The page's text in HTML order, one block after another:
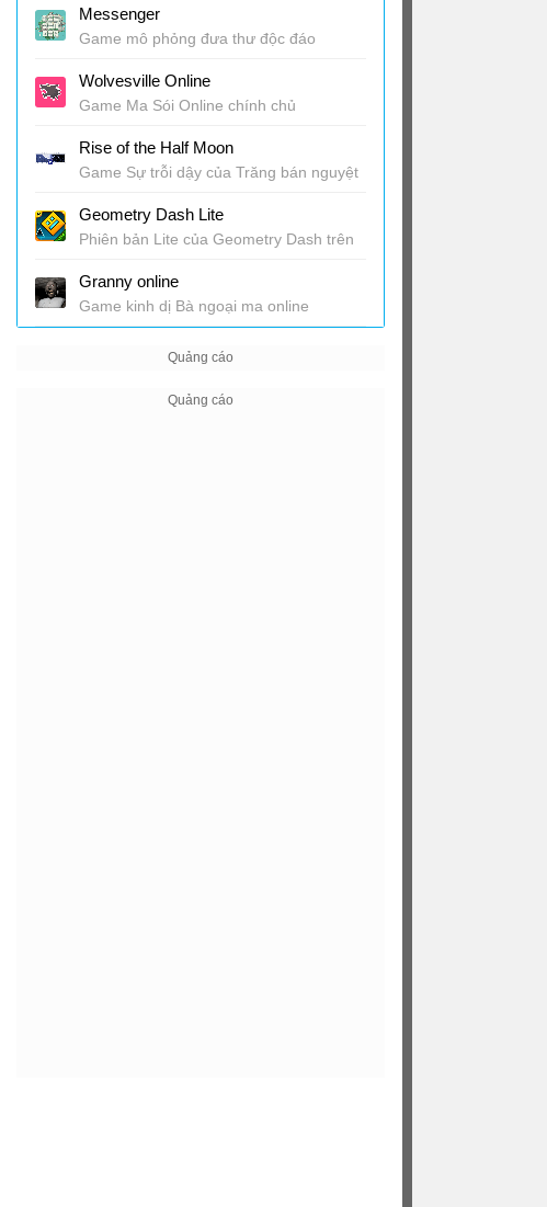
Messenger
Game mô phỏng đưa thư độc đáo
Wolvesville Online
Game Ma Sói Online chính chủ
Rise of the Half Moon
Game Sự trỗi dậy của Trăng bán nguyệt
Geometry Dash Lite
Phiên bản Lite của Geometry Dash trên
Granny online
Game kinh dị Bà ngoại ma online